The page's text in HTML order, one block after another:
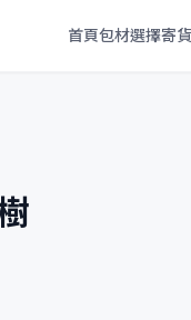
首頁包材選擇寄